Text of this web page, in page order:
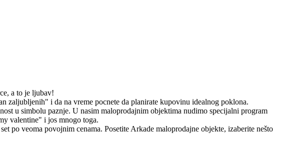
a to je ljubav!
zaljubljenih" i da na vreme pocnete da planirate kupovinu idealnog poklona.
u simbolu paznje. U nasim maloprodajnim objektima nudimo specijalni program
valentine" i jos mnogo toga.
po veoma povojnim cenama. Posetite Arkade maloprodajne objekte, izaberite nešto